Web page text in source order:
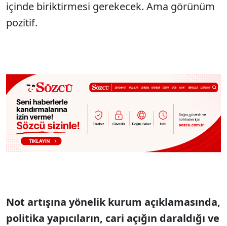
içinde biriktirmesi gerekecek. Ama görünüm
pozitif.
Not artışına yönelik kurum açıklamasında,
politika yapıcıların, cari açığın daraldığı ve